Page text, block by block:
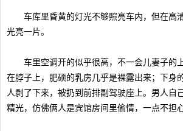
车库里昏黄的灯光不够照亮车内，但在高
光亮一片。
车里空调开的似乎很高，不一会儿妻子的
在脖子上，肥硕的乳房几乎是裸露出来；下身
人剥了下来，被扔到前排副驾驶座上。男人自
精光，仿佛俩人是宾馆房间里偷情，一点不担